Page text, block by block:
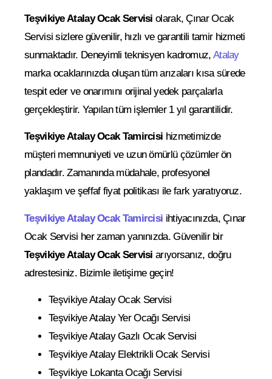
Teşvikiye Atalay Ocak Servisi olarak, Çınar Ocak
Servisi sizlere güvenilir, hızlı ve garantili tamir hizmeti
sunmaktadır. Deneyimli teknisyen kadromuz, Atalay
marka ocaklarınızda oluşan tüm arızaları kısa sürede
tespit eder ve onarımını orijinal yedek parçalarla
gerçekleştirir. Yapılan tüm işlemler 1 yıl garantilidir.
Teşvikiye Atalay Ocak Tamircisi hizmetimizde
müşteri memnuniyeti ve uzun ömürlü çözümler ön
plandadır. Zamanında müdahale, profesyonel
yaklaşım ve şeffaf fiyat politikası ile fark yaratıyoruz.
Teşvikiye Atalay Ocak Tamircisi ihtiyacınızda, Çınar
Ocak Servisi her zaman yanınızda. Güvenilir bir
Teşvikiye Atalay Ocak Servisi arıyorsanız, doğru
adrestesiniz. Bizimle iletişime geçin!
Teşvikiye Atalay Ocak Servisi
Teşvikiye Atalay Yer Ocağı Servisi
Teşvikiye Atalay Gazlı Ocak Servisi
Teşvikiye Atalay Elektrikli Ocak Servisi
Teşvikiye Lokanta Ocağı Servisi